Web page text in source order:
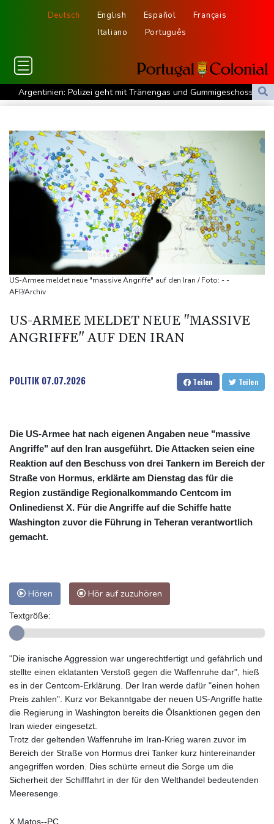
Deutsch English Español
Français
Italiano
Português
Argentinien: Polizei geht mit Tränengas und Gummigeschossen
gegen Proteste vor
Grindel erwartet nahendes Ende der Ära Infantino
Regierung will bei Klimaschutz vorerst nicht nachsteuern - Kritik
der Grünen
Hitze und Niedrigwasser: Städte- und Gemeindebund fordert
"nationalen Kraftakt"
Infantinos Investorenplan: FIFA-Experte fordert Aufarbeitung
Biathlon-Olympiasieger Jacquelin wird Teilzeit-Radprofi
Kircher: VAR nicht "zu kleinteilig" einsetzen
Kreise: Türkei will mit Pakistan und Saudi-Arabien
Verteidigungspakt schließen
Sprengstoff-Drohne am Leipziger Flughafen:
Bundesanwaltschaft übernimmt Ermittlungen
US-Armee meldet neue "massive Angriffe" auf den Iran / Foto: - -
AFP/Archiv
US-ARMEE MELDET NEUE "MASSIVE
ANGRIFFE" AUF DEN IRAN
POLITIK 07.07.2026 Teilen Teilen
Die US-Armee hat nach eigenen Angaben neue "massive
Angriffe" auf den Iran ausgeführt. Die Attacken seien eine
Reaktion auf den Beschuss von drei Tankern im Bereich der
Straße von Hormus, erklärte am Dienstag das für die
Region zuständige Regionalkommando Centcom im
Onlinedienst X. Für die Angriffe auf die Schiffe hatte
Washington zuvor die Führung in Teheran verantwortlich
gemacht.
Hören Hör auf zuzuhören
Textgröße:
"Die iranische Aggression war ungerechtfertigt und gefährlich und
stellte einen eklatanten Verstoß gegen die Waffenruhe dar", hieß
es in der Centcom-Erklärung. Der Iran werde dafür "einen hohen
Preis zahlen". Kurz vor Bekanntgabe der neuen US-Angriffe hatte
die Regierung in Washington bereits die Ölsanktionen gegen den
Iran wieder eingesetzt.
Trotz der geltenden Waffenruhe im Iran-Krieg waren zuvor im
Bereich der Straße von Hormus drei Tanker kurz hintereinander
angegriffen worden. Dies schürte erneut die Sorge um die
Sicherheit der Schifffahrt in der für den Welthandel bedeutenden
Meeresenge.
X.Matos--PC